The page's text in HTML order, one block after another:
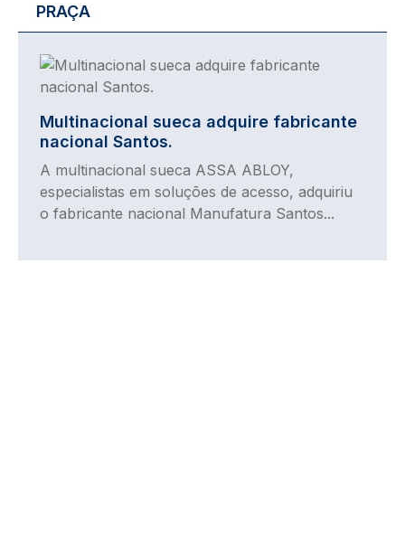
PRAÇA
Imagem
Multinacional sueca adquire fabricante
nacional Santos.
A multinacional sueca ASSA ABLOY,
especialistas em soluções de acesso, adquiriu
o fabricante nacional Manufatura Santos...